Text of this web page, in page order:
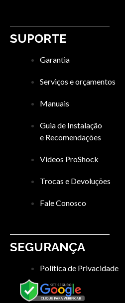
SUPORTE
Garantia
Serviços e orçamentos
Manuais
Guia de Instalação
e Recomendações
Videos ProShock
Trocas e Devoluções
Fale Conosco
SEGURANÇA
Política de Privacidade